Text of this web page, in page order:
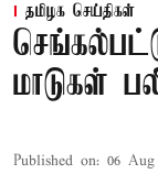
தமிழக செய்திகள்
மாடுகள்
Published on: 06 Aug